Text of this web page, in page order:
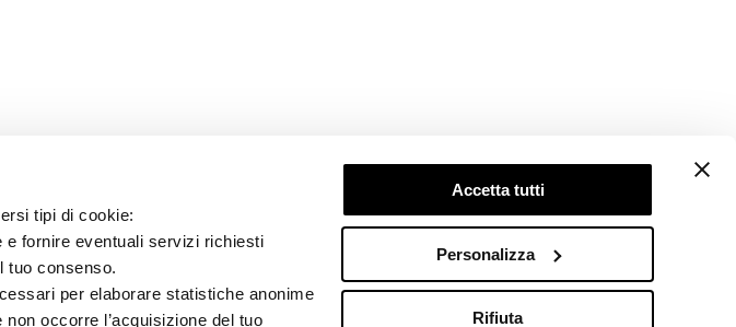
tipi di cookie:
fornire eventuali servizi richiesti
tuo consenso.
per elaborare statistiche anonime
occorre l’acquisizione del tuo
Accetta tutti
Personalizza
Rifiuta
Ti imolo App
Follow us